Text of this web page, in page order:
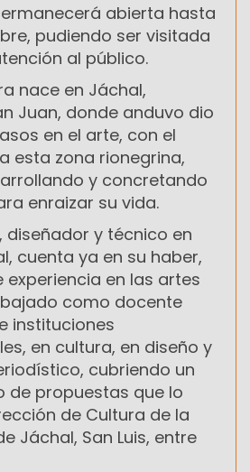
abierta hasta
pudiendo ser visitada
al público.
nace en Jáchal,
Juan, donde anduvo dio
en el arte, con el
esta zona rionegrina,
y concretando
enraizar su vida.
diseñador y técnico en
cuenta ya en su haber,
experiencia en las artes
como docente
instituciones
en cultura, en diseño y
cubriendo un
de propuestas que lo
de Cultura de la
Jáchal, San Luis, entre